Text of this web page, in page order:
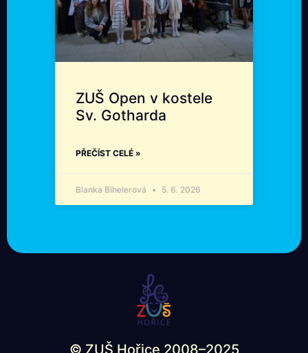
ZUŠ Open v kostele
Sv. Gotharda
PŘEČÍST CELÉ »
Blanka Bihelerová 5. 6. 2026
© ZUŠ Hořice 2008–2025